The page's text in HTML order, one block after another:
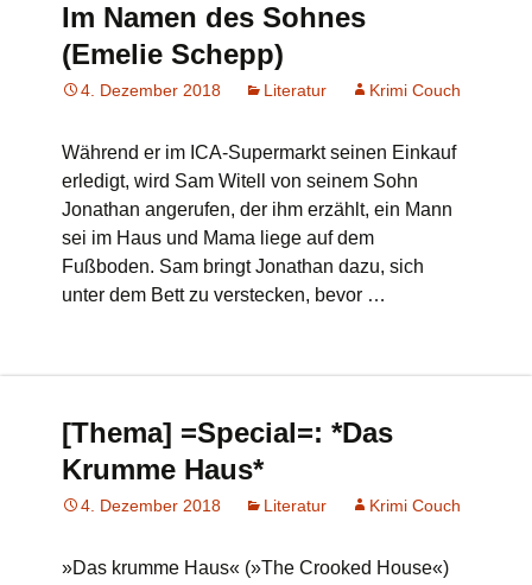
Im Namen des Sohnes
(Emelie Schepp)
4. Dezember 2018 Literatur Krimi Couch
Während er im ICA-Supermarkt seinen Einkauf
erledigt, wird Sam Witell von seinem Sohn
Jonathan angerufen, der ihm erzählt, ein Mann
sei im Haus und Mama liege auf dem
Fußboden. Sam bringt Jonathan dazu, sich
unter dem Bett zu verstecken, bevor …
[Thema] =Special=: *Das
Krumme Haus*
4. Dezember 2018 Literatur Krimi Couch
»Das krumme Haus« (»The Crooked House«)